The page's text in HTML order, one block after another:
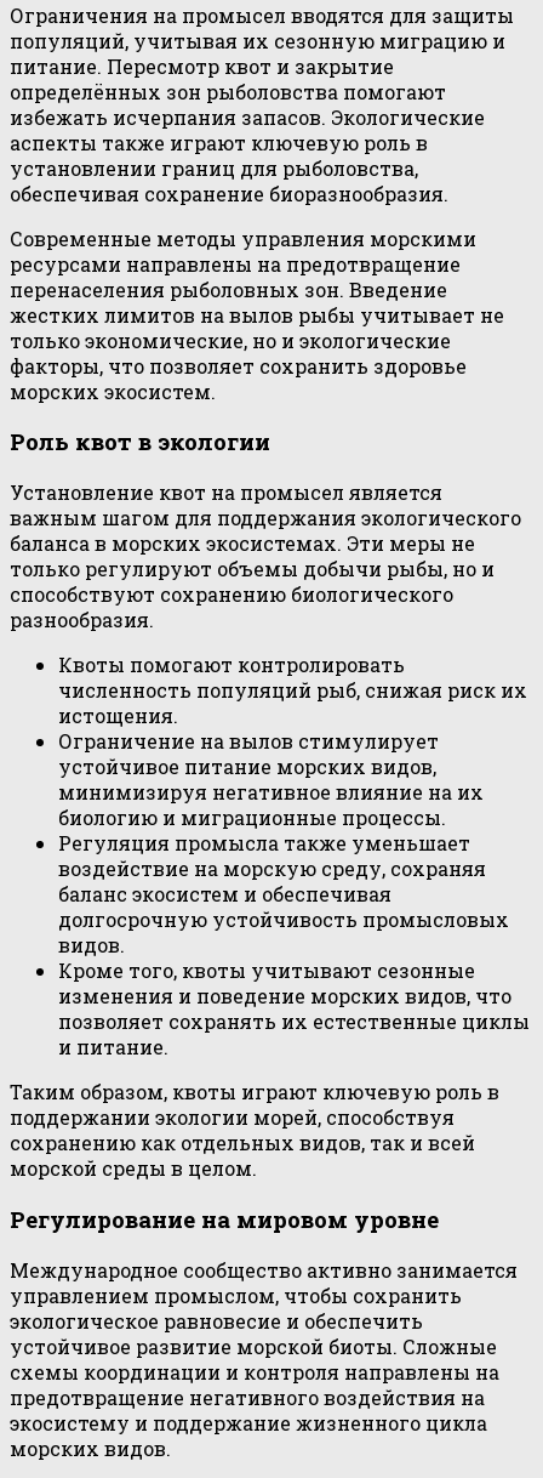
Ограничения на промысел вводятся для защиты
популяций, учитывая их сезонную миграцию и
питание. Пересмотр квот и закрытие
определённых зон рыболовства помогают
избежать исчерпания запасов. Экологические
аспекты также играют ключевую роль в
установлении границ для рыболовства,
обеспечивая сохранение биоразнообразия.
Современные методы управления морскими
ресурсами направлены на предотвращение
перенаселения рыболовных зон. Введение
жестких лимитов на вылов рыбы учитывает не
только экономические, но и экологические
факторы, что позволяет сохранить здоровье
морских экосистем.
Роль квот в экологии
Установление квот на промысел является
важным шагом для поддержания экологического
баланса в морских экосистемах. Эти меры не
только регулируют объемы добычи рыбы, но и
способствуют сохранению биологического
разнообразия.
Квоты помогают контролировать
численность популяций рыб, снижая риск их
истощения.
Ограничение на вылов стимулирует
устойчивое питание морских видов,
минимизируя негативное влияние на их
биологию и миграционные процессы.
Регуляция промысла также уменьшает
воздействие на морскую среду, сохраняя
баланс экосистем и обеспечивая
долгосрочную устойчивость промысловых
видов.
Кроме того, квоты учитывают сезонные
изменения и поведение морских видов, что
позволяет сохранять их естественные циклы
и питание.
Таким образом, квоты играют ключевую роль в
поддержании экологии морей, способствуя
сохранению как отдельных видов, так и всей
морской среды в целом.
Регулирование на мировом уровне
Международное сообщество активно занимается
управлением промыслом, чтобы сохранить
экологическое равновесие и обеспечить
устойчивое развитие морской биоты. Сложные
схемы координации и контроля направлены на
предотвращение негативного воздействия на
экосистему и поддержание жизненного цикла
морских видов.